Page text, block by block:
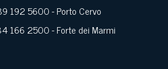
192 5600- Porto Cervo
166 2500- Forte dei Marmi